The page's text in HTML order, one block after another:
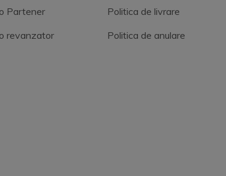
Partener
revanzator
Politica de livrare
Politica de anulare